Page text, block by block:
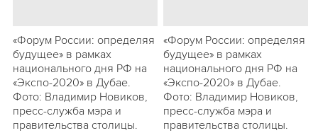
«Форум России: определяя
будущее» в рамках
национального дня РФ на
«Экспо-2020» в Дубае.
Фото: Владимир Новиков,
пресс-служба мэра и
правительства столицы.
«Форум России: определяя
будущее» в рамках
национального дня РФ на
«Экспо-2020» в Дубае.
Фото: Владимир Новиков,
пресс-служба мэра и
правительства столицы.